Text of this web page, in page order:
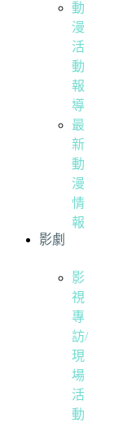
動
漫
活
動
報
導
最
新
動
漫
情
報
影劇
影
視
專
訪/
現
場
活
動